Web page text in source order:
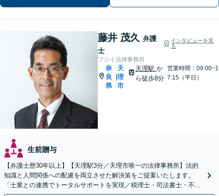
藤井 茂久 弁護
士
インタビューを見
る
フジイ法律事務所
奈
良
県
天
理
市
天理駅 か
ら徒歩8分
営業時間：09:00~1
7:15（平日）
生前贈与
【弁護士歴30年以上】【天理駅3分／天理市唯一の法律事務所】法的
知識と人間関係への配慮を両立させた解決策をご提案いたします。
「士業との連携でトータルサポートを実現／税理士・司法書士・不動
産鑑定士など」生前対策や遺言書作成もお任せください